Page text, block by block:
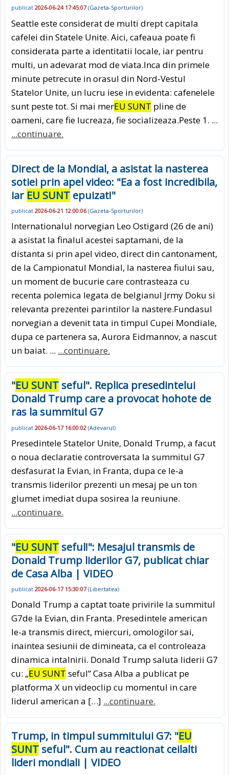
publicat 2026-06-24 17:45:07(Gazeta-Sporturilor)
Seattle este considerat de multi drept capitala
cafelei din Statele Unite. Aici, cafeaua poate fi
considerata parte a identitatii locale, iar pentru
multi, un adevarat mod de viata.Inca din primele
minute petrecute in orasul din Nord-Vestul
Statelor Unite, un lucru iese in evidenta: cafenelele
sunt peste tot. Si mai merEU SUNT pline de
oameni, care fie lucreaza, fie socializeaza.Peste 1. ...
...continuare.
Direct de la Mondial, a asistat la nasterea
sotiei prin apel video: "Ea a fost incredibila,
iar EU SUNT epuizat!"
publicat 2026-06-21 12:00:06(Gazeta-Sporturilor)
Internationalul norvegian Leo Ostigard (26 de ani)
a asistat la finalul acestei saptamani, de la
distanta si prin apel video, direct din cantonament,
de la Campionatul Mondial, la nasterea fiului sau,
un moment de bucurie care contrasteaza cu
recenta polemica legata de belgianul Jrmy Doku si
relevanta prezentei parintilor la nastere.Fundasul
norvegian a devenit tata in timpul Cupei Mondiale,
dupa ce partenera sa, Aurora Eidmannov, a nascut
un baiat. ... ...continuare.
"EU SUNT seful". Replica presedintelui
Donald Trump care a provocat hohote de
ras la summitul G7
publicat 2026-06-17 16:00:02 (Adevarul)
Presedintele Statelor Unite, Donald Trump, a facut
o noua declaratie controversata la summitul G7
desfasurat la Evian, in Franta, dupa ce le-a
transmis liderilor prezenti un mesaj pe un ton
glumet imediat dupa sosirea la reuniune.
...continuare.
"EU SUNT seful!": Mesajul transmis de
Donald Trump liderilor G7, publicat chiar
de Casa Alba | VIDEO
publicat 2026-06-17 15:30:07(Libertatea)
Donald Trump a captat toate privirile la summitul
G7de la Evian, din Franta. Presedintele american
le-a transmis direct, miercuri, omologilor sai,
inaintea sesiunii de dimineata, ca el controleaza
dinamica intalnirii. Donald Trump saluta liderii G7
cu: „EU SUNT seful” Casa Alba a publicat pe
platforma X un videoclip cu momentul in care
liderul american a […] ...continuare.
Trump, in timpul summitului G7: "EU
SUNT seful". Cum au reactionat ceilalti
lideri mondiali | VIDEO